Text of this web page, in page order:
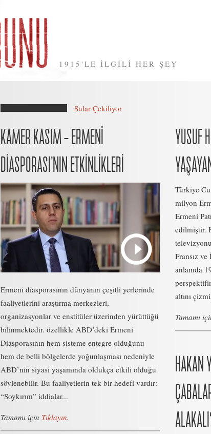
1915'LE İLGİLİ HER ŞEY
Sular Çekiliyor
KAMER KASIM – ERMENİ
DİASPORASI’NIN ETKİNLİKLERİ
Ermeni diasporasının dünyanın çeşitli yerlerinde
faaliyetlerini araştırma merkezleri,
organizasyonlar ve enstitüler üzerinden yürüttüğü
bilinmektedir. özellikle ABD’deki Ermeni
Diasporasının hem sisteme entegre olduğunu
hem de belli bölgelerde yoğunlaşması nedeniyle
ABD’nin siyasi yaşamında oldukça etkili olduğu
söylenebilir. Bu faaliyetlerin tek bir hedefi vardır:
“Soykırım” iddialar...
Tamamı için Tıklayın.
YUSUF
Türkiye
milyon
Ermeni
edilmiştir.
Fransız
anlamda
altını
Tamamı
HAKAN